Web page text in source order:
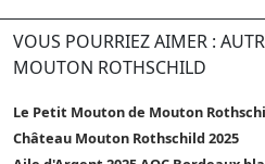
VOUS POURRIEZ AIMER :
MOUTON ROTHSCHILD
Le Petit Mouton de Mouton
Château Mouton Rothschild 2025